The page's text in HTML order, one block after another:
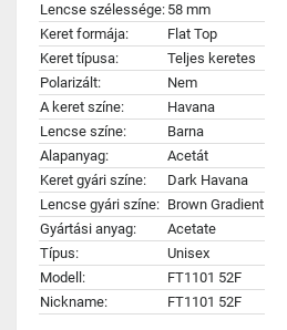
Lencse szélessége: 58 mm
Keret formája:
Flat Top
Keret típusa:
Teljes keretes
Polarizált:
Nem
A keret színe:
Havana
Lencse színe:
Barna
Alapanyag:
Acetát
Keret gyári színe:
Dark Havana
Lencse gyári színe: Brown Gradient
Gyártási anyag:
Acetate
Típus:
Unisex
Modell:
FT1101 52F
Nickname:
FT1101 52F